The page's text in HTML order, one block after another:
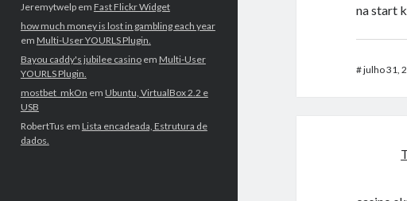
Jeremytwelpem Fast Flickr Widget
how much money is lost in gambling each year
em Multi-User YOURLS Plugin.
Bayou caddy's jubilee casinoem Multi-User
YOURLS Plugin.
mostbet_mkOn em Ubuntu, VirtualBox 2.2 e
USB
RobertTus em Lista encadeada, Estrutura de
dados.
na start
#julho 31,